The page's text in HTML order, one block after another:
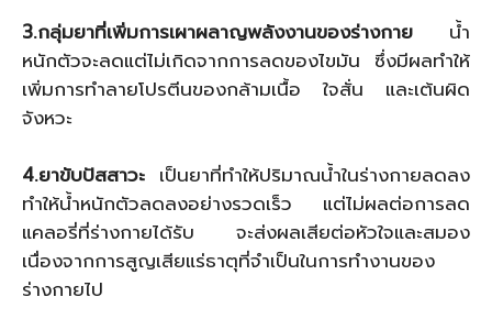
3.กลุ่มยาที่เพิ่มการเผาผลาญพลังงานของร่างกาย น้ำ
หนักตัวจะลดแต่ไม่เกิดจากการลดของไขมัน ซึ่งมีผลทำให้
เพิ่มการทำลายโปรตีนของกล้ามเนื้อ ใจสั่น และเต้นผิด
จังหวะ
4.ยาขับปัสสาวะ เป็นยาที่ทำให้ปริมาณน้ำในร่างกายลดลง
ทำให้น้ำหนักตัวลดลงอย่างรวดเร็ว แต่ไม่ผลต่อการลด
แคลอรี่ที่ร่างกายได้รับ จะส่งผลเสียต่อหัวใจและสมอง
เนื่องจากการสูญเสียแร่ธาตุที่จำเป็นในการทำงานของ
ร่างกายไป